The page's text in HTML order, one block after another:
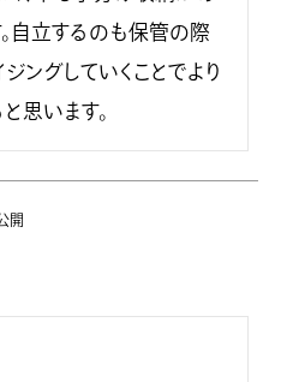
自立するのも保管の際
ングしていくことでより
思います。
開